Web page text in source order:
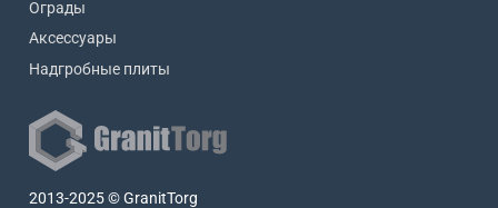
2013-2025 © GranitTorg
Ограды
Аксессуары
Надгробные плиты